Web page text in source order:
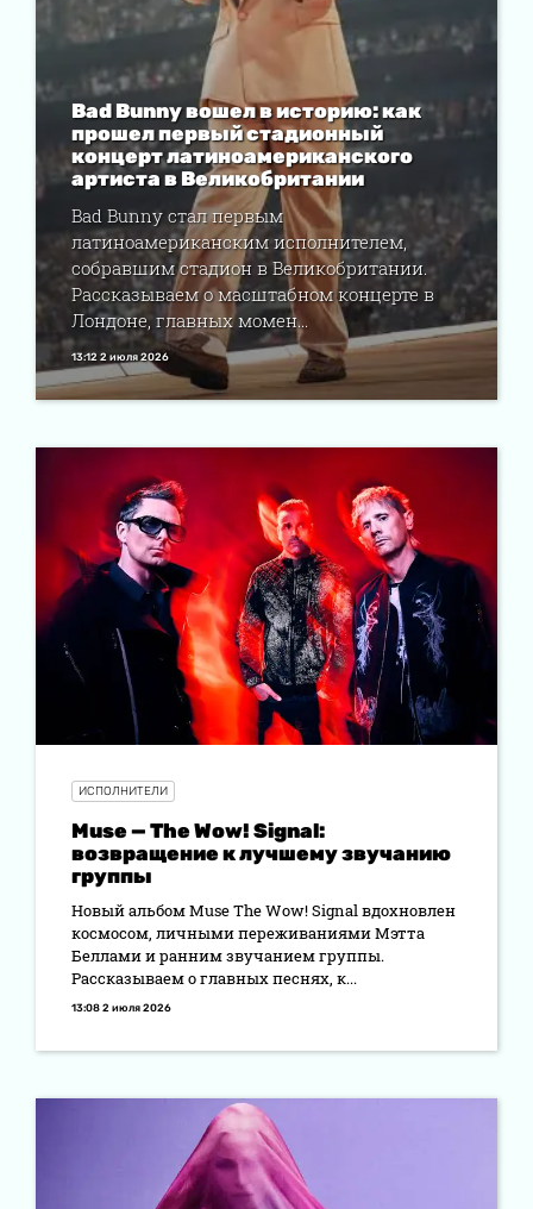
Bad Bunny вошел в историю: как
прошел первый стадионный
концерт латиноамериканского
артиста в Великобритании
Bad Bunny стал первым
латиноамериканским исполнителем,
собравшим стадион в Великобритании.
Рассказываем о масштабном концерте в
Лондоне, главных момен...
13:12 2 июля 2026
ИСПОЛНИТЕЛИ
Muse — The Wow! Signal:
возвращение к лучшему звучанию
группы
Новый альбом Muse The Wow! Signal вдохновлен
космосом, личными переживаниями Мэтта
Беллами и ранним звучанием группы.
Рассказываем о главных песнях, к...
13:08 2 июля 2026